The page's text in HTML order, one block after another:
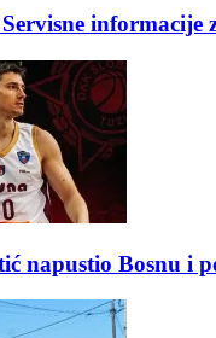
informacije
napustio Bosnu i